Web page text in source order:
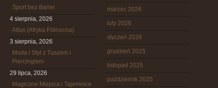
Sport bez Barier
4 sierpnia, 2026
Atlas (Afryka Północna)
3 sierpnia, 2026
Moda i Styl z Tuszem i
Piercingiem
29 lipca, 2026
Magiczne Miejsca i Tajemnice
marzec 2026
luty 2026
styczeń 2026
grudzień 2025
listopad 2025
październik 2025